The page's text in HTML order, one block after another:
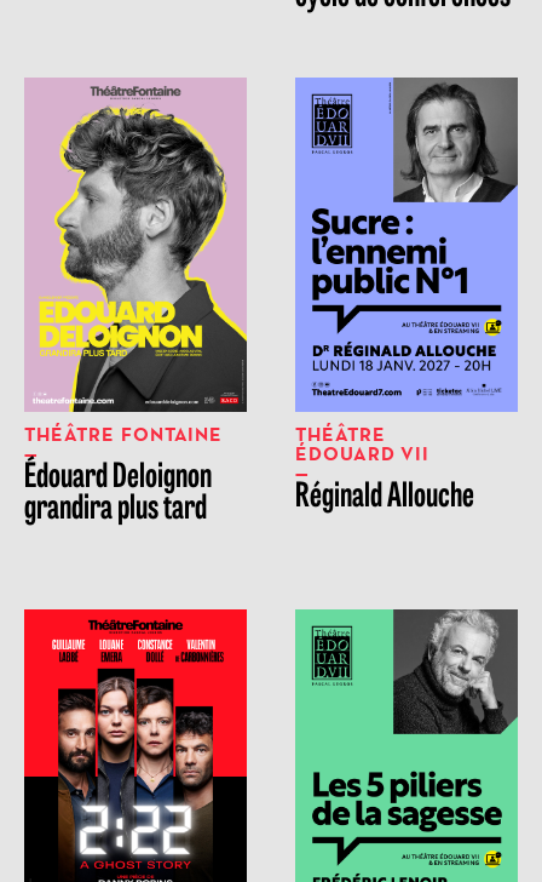
THÉÂTRE FONTAINE
Édouard Deloignon
grandira plus tard
THÉÂTRE
ÉDOUARD VII
Réginald Allouche